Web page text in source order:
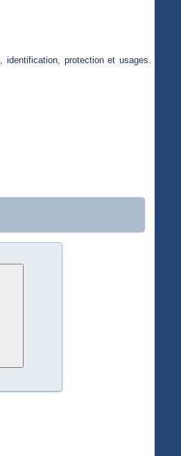
protection et usages.